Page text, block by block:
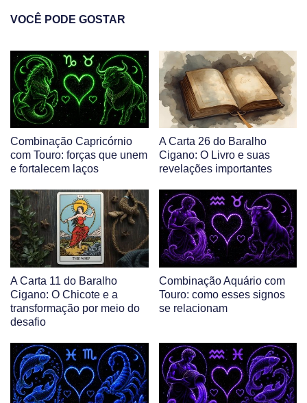
VOCÊ PODE GOSTAR
Combinação Capricórnio
com Touro: forças que unem
e fortalecem laços
A Carta 26 do Baralho
Cigano: O Livro e suas
revelações importantes
A Carta 11 do Baralho
Cigano: O Chicote e a
transformação por meio do
desafio
Combinação Aquário com
Touro: como esses signos
se relacionam